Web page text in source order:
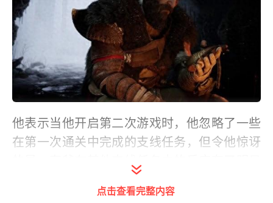
他表示当他开启第二次游戏时，他忽略了一些
在第一次通关中完成的支线任务，但令他惊讶
的是，奎爷在其他支线任务中的反应有了明显
入游戏的情感与第一次玩时有很大不同。
点击查看完整内容